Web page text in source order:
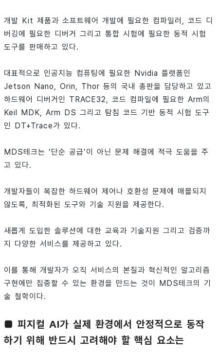
개발 Kit 제품과 소프트웨어 개발에 필요한 컴파일러, 코드 디
버깅에 필요한 디버거 그리고 통합 시험에 필요한 동적 시험
도구를 판매하고 있다.
대표적으로 인공지능 컴퓨팅에 필요한 Nvidia 플랫폼인
Jetson Nano, Orin, Thor 등의 국내 총판을 담당하고 있고
하드웨어 디버거인 TRACE32, 코드 컴파일에 필요한 Arm의
Keil MDK, Arm DS 그리고 탐침 코드 기반 동적 시험 도구
인 DT+Trace가 있다.
MDS테크는 ‘단순 공급’이 아닌 문제 해결에 적극 도움을 주
고 있다.
개발자들이 복잡한 하드웨어 제어나 호환성 문제에 매몰되지
않도록, 최적화된 도구와 기술 지원을 제공한다.
새롭게 도입한 솔루션에 대한 교육과 기술지원 그리고 검증까
지 다양한 서비스를 제공하고 있다.
이를 통해 개발자가 오직 서비스의 본질과 혁신적인 알고리즘
구현에만 집중할 수 있는 환경을 만드는 것이 MDS테크의 기
술 철학이다.
■ 피지컬 AI가 실제 환경에서 안정적으로 동작
하기 위해 반드시 고려해야 할 핵심 요소는